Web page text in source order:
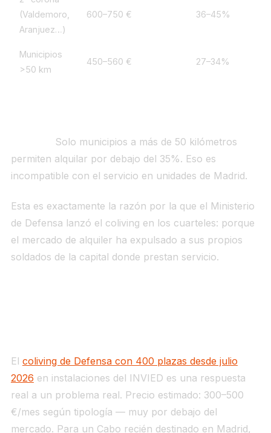
(Valdemoro,
Aranjuez…)
600–750 € 36–45%
Municipios
>50 km
450–560 € 27–34%
Solo municipios a más de 50 kilómetros
permiten alquilar por debajo del 35%. Eso es
incompatible con el servicio en unidades de Madrid.
Esta es exactamente la razón por la que el Ministerio
de Defensa lanzó el coliving en los cuarteles: porque
el mercado de alquiler ha expulsado a sus propios
soldados de la capital donde prestan servicio.
El coliving de Defensa con 400 plazas desde julio
2026 en instalaciones del INVIED es una respuesta
real a un problema real. Precio estimado: 300–500
€/mes según tipología — muy por debajo del
mercado. Para un Cabo recién destinado en Madrid,